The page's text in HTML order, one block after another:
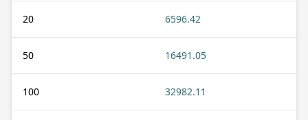
20 6596.42
50 16491.05
100 32982.11